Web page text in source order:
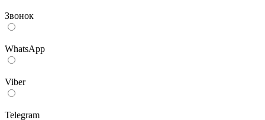
Звонок
WhatsApp
Viber
Telegram